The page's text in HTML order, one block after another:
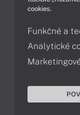
Podpora a
043
cookies.
Funkčné a
Analytické